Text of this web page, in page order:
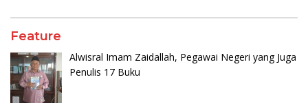
Feature
Alwisral Imam Zaidallah, Pegawai Negeri yang Juga
Penulis 17 Buku